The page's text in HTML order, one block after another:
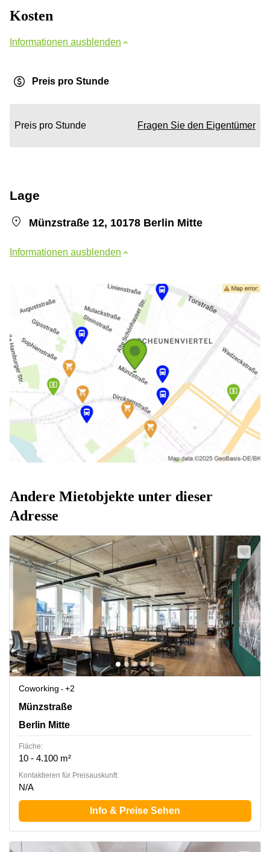
Kosten
Informationen ausblenden
Preis pro Stunde
Preis pro Stunde Fragen Sie den Eigentümer
Lage
Münzstraße 12, 10178 Berlin Mitte
Informationen ausblenden
Andere Mietobjekte unter dieser
Adresse
Coworking
+2
Münzstraße 12, Berlin Mitte
Münzstraße
Berlin Mitte
Fläche:
10 - 4.100 m²
Kontaktieren für Preisauskunft:
N/A
Info & Preise Sehen